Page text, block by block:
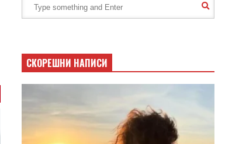
СКОРЕШНИ НАПИСИ